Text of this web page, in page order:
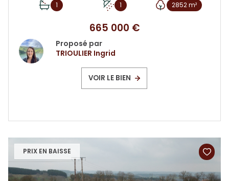
1 1 2852 m²
665 000 €
Proposé par
TRIOULIER Ingrid
VOIR LE BIEN
PRIX EN BAISSE